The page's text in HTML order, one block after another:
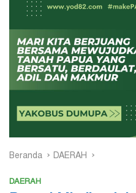
Beranda DAERAH
DAERAH